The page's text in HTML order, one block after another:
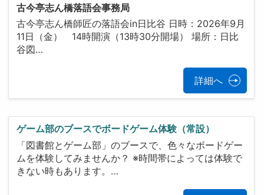
古今亭志ん橋落語会事務局
古今亭志ん橋師匠の落語会in日比谷 日時：2026年9月
11日（金） 14時開演（13時30分開場） 場所：日比
谷図…
詳細へ
ゲーム部のブースでボードゲーム体験（常設）
「図書館とゲーム部」のブースで、色々なボードゲー
ムを体験してみませんか？ ※時間帯によっては体験で
きない時もあります。…